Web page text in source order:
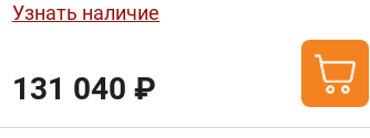
Узнать наличие
131 040 ₽